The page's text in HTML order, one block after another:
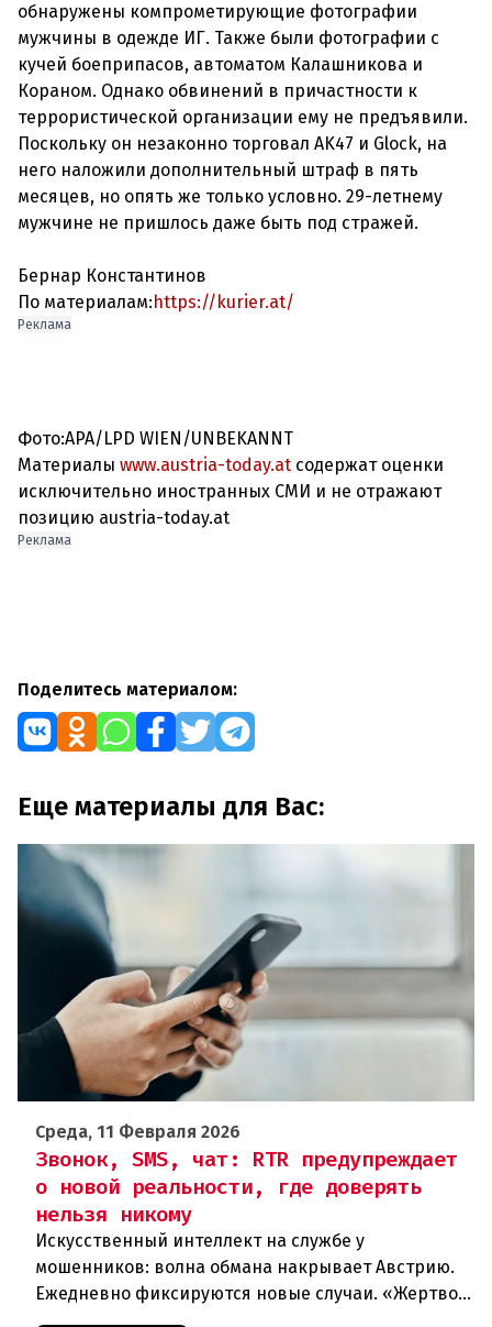
обнаружены компрометирующие фотографии
мужчины в одежде ИГ. Также были фотографии с
кучей боеприпасов, автоматом Калашникова и
Кораном. Однако обвинений в причастности к
террористической организации ему не предъявили.
Поскольку он незаконно торговал AK47 и Glock, на
него наложили дополнительный штраф в пять
месяцев, но опять же только условно. 29-летнему
мужчине не пришлось даже быть под стражей.
Бернар Константинов
По материалам:https://kurier.at/
Реклама
Фото:APA/LPD WIEN/UNBEKANNT
Материалы www.austria-today.at содержат оценки
исключительно иностранных СМИ и не отражают
позицию austria-today.at
Реклама
Поделитесь материалом:
Еще материалы для Вас:
Среда, 11 Февраля 2026
Звонок, SMS, чат: RTR предупреждает
о новой реальности, где доверять
нельзя никому
Искусственный интеллект на службе у
мошенников: волна обмана накрывает Австрию.
Ежедневно фиксируются новые случаи. «Жертвой